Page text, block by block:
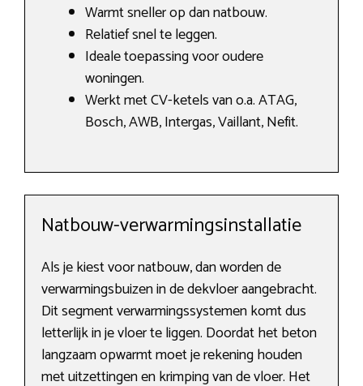
Warmt sneller op dan natbouw.
Relatief snel te leggen.
Ideale toepassing voor oudere
woningen.
Werkt met CV-ketels van o.a. ATAG,
Bosch, AWB, Intergas, Vaillant, Nefit.
Natbouw-verwarmingsinstallatie
Als je kiest voor natbouw, dan worden de
verwarmingsbuizen in de dekvloer aangebracht.
Dit segment verwarmingssystemen komt dus
letterlijk in je vloer te liggen. Doordat het beton
langzaam opwarmt moet je rekening houden
met uitzettingen en krimping van de vloer. Het